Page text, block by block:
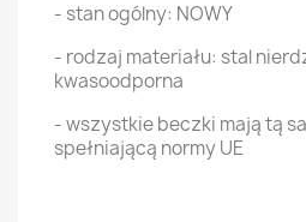
- stan ogólny: NOWY
- rodzaj materiału: stal
kwasoodporna
- wszystkie beczki mają tą
spełniającą normy UE